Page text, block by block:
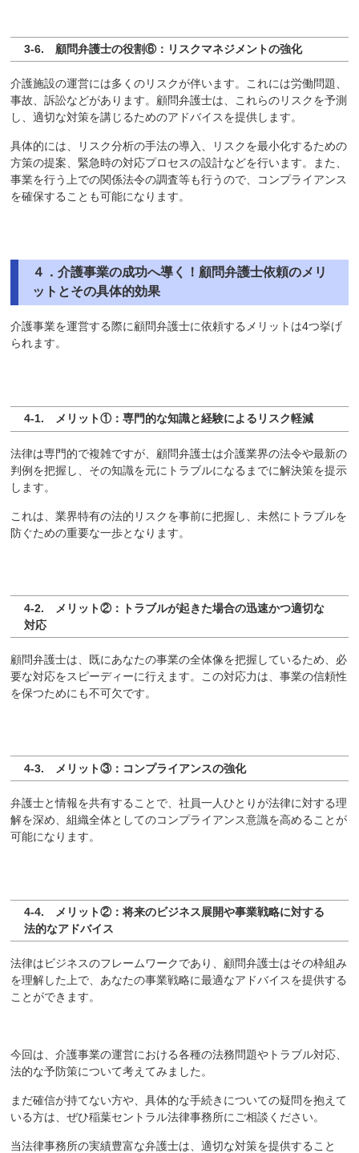
3-6. 顧問弁護士の役割⑥：リスクマネジメントの強化
介護施設の運営には多くのリスクが伴います。これには労働問題、
事故、訴訟などがあります。顧問弁護士は、これらのリスクを予測
し、適切な対策を講じるためのアドバイスを提供します。
具体的には、リスク分析の手法の導入、リスクを最小化するための
方策の提案、緊急時の対応プロセスの設計などを行います。また、
事業を行う上での関係法令の調査等も行うので、コンプライアンス
を確保することも可能になります。
４．介護事業の成功へ導く！顧問弁護士依頼のメリ
ットとその具体的効果
介護事業を運営する際に顧問弁護士に依頼するメリットは4つ挙げ
られます。
4-1. メリット①：専門的な知識と経験によるリスク軽減
法律は専門的で複雑ですが、顧問弁護士は介護業界の法令や最新の
判例を把握し、その知識を元にトラブルになるまでに解決策を提示
します。
これは、業界特有の法的リスクを事前に把握し、未然にトラブルを
防ぐための重要な一歩となります。
4-2. メリット②：トラブルが起きた場合の迅速かつ適切な
対応
顧問弁護士は、既にあなたの事業の全体像を把握しているため、必
要な対応をスピーディーに行えます。この対応力は、事業の信頼性
を保つためにも不可欠です。
4-3. メリット③：コンプライアンスの強化
弁護士と情報を共有することで、社員一人ひとりが法律に対する理
解を深め、組織全体としてのコンプライアンス意識を高めることが
可能になります。
4-4. メリット②：将来のビジネス展開や事業戦略に対する
法的なアドバイス
法律はビジネスのフレームワークであり、顧問弁護士はその枠組み
を理解した上で、あなたの事業戦略に最適なアドバイスを提供する
ことができます。
今回は、介護事業の運営における各種の法務問題やトラブル対応、
法的な予防策について考えてみました。
まだ確信が持てない方や、具体的な手続きについての疑問を抱えて
いる方は、ぜひ稲葉セントラル法律事務所にご相談ください。
当法律事務所の実績豊富な弁護士は、適切な対策を提供すること